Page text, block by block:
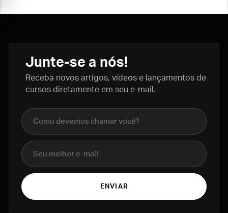
Junte-se a nós!
Receba novos artigos, vídeos e lançamentos de
cursos diretamente em seu e-mail.
Nome completo
E-mail
ENVIAR